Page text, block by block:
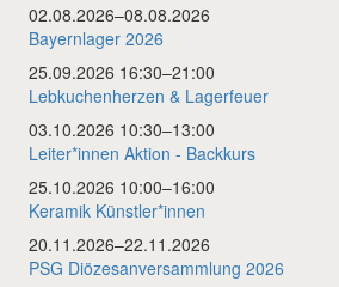
02.08.2026–08.08.2026
Bayernlager 2026
25.09.2026 16:30–21:00
Lebkuchenherzen & Lagerfeuer
03.10.2026 10:30–13:00
Leiter*innen Aktion - Backkurs
25.10.2026 10:00–16:00
Keramik Künstler*innen
20.11.2026–22.11.2026
PSG Diözesanversammlung 2026